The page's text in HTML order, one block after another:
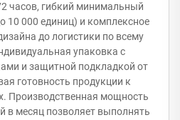
часов, гибкий минимальный
10 000 единиц) и комплексное
до логистики по всему
упаковка с
и защитной подкладкой от
готовность продукции к
Производственная мощность
в месяц позволяет выполнять